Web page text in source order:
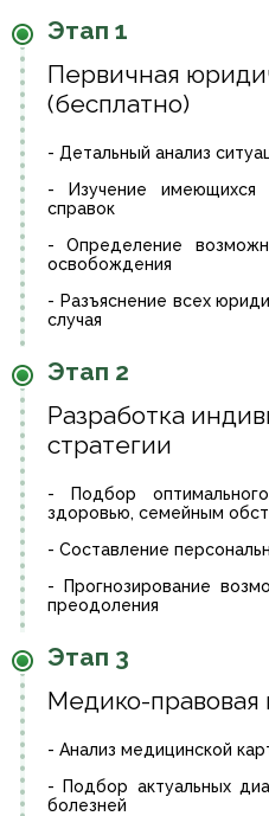
Этап 1
Первичная
(бесплатно)
- Детальный анализ
- Изучение имеющихся
справок
- Определение
освобождения
- Разъяснение всех
случая
Этап 2
Разработка
стратегии
- Подбор
здоровью, семейным
- Составление
- Прогнозирование
преодоления
Этап 3
Медико-правовая
- Анализ медицинской
- Подбор актуальных
болезней